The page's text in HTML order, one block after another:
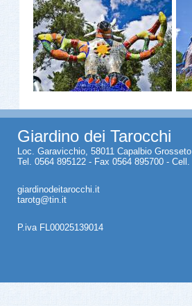
Giardino dei Tarocchi
Loc. Garavicchio, 58011 Capalbio Grosseto
Tel. 0564 895122 - Fax 0564 895700 - Cell.
giardinodeitarocchi.it
tarotg@tin.it
P.iva FL00025139014